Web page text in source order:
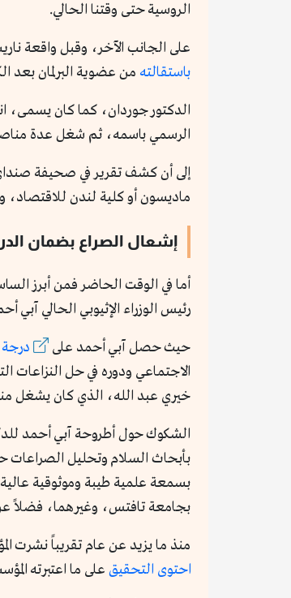
الروسية حتى وقتنا الحالي.
على الجانب الآخر، وقبل واقعة
باستقالته من عضوية البرلمان بعد
الدكتور جوردان، كما كان يسمى،
الرسمي باسمه، ثم شغل عدة مناصب وزارية
إلى أن كشف تقرير في صحيفة
ماديسون أو كلية لندن للاقتصاد،
إشعال الصراع بضمان
أما في الوقت الحاضر فمن أبرز
رئيس الوزراء الإثيوبي الحالي آبي
حيث حصل آبي أحمد على درجة
الاجتماعي ودوره في حل النزاعات
خيري عبد الله، الذي كان يشغل
الشكوك حول أطروحة آبي أحمد
بأبحاث السلام وتحليل الصراعات
بسمعة علمية طيبة وموثوقية عالية
بجامعة تافتس، وغيرهما، فضلاً عن
منذ ما يزيد عن عام تقريباً نشرت
احتوى التحقيق على ما اعتبرته